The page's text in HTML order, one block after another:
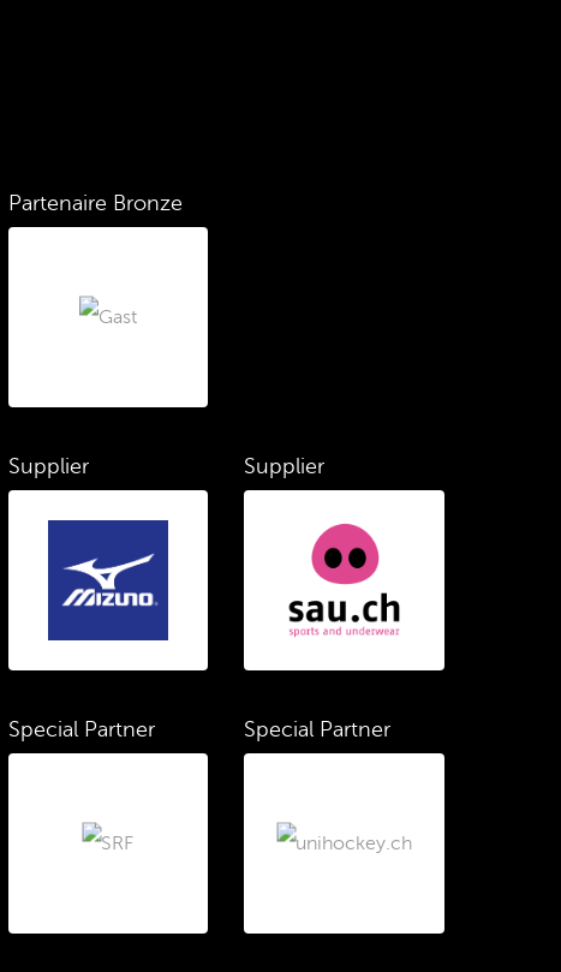
Partenaire Bronze
Supplier Supplier
Special Partner Special Partner